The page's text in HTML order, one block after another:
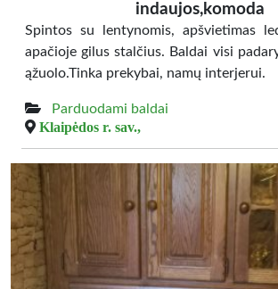
indaujos,komoda
Spintos su lentynomis, apšvietimas
apačioje gilus stalčius. Baldai visi
ąžuolo.Tinka prekybai, namų interjerui.
Parduodami baldai
Klaipėdos r. sav.,